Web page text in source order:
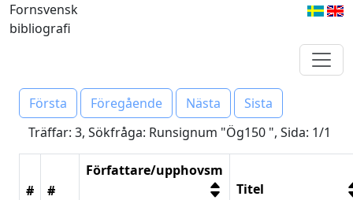
Fornsvensk
bibliografi
Första Föregående Nästa
Sista
Träffar: 3, Sökfråga: Runsignum "Ög150 ", Sida: 1/1
# #
Författare/upphovsm
Titel